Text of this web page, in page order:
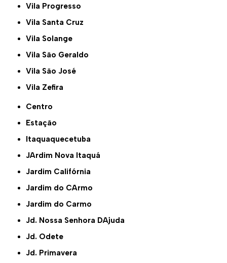
Vila Progresso
Vila Santa Cruz
Vila Solange
Vila São Geraldo
Vila São José
Vila Zefira
Centro
Estação
Itaquaquecetuba
JArdim Nova Itaquá
Jardim Califórnia
Jardim do CArmo
Jardim do Carmo
Jd. Nossa Senhora DAjuda
Jd. Odete
Jd. Primavera